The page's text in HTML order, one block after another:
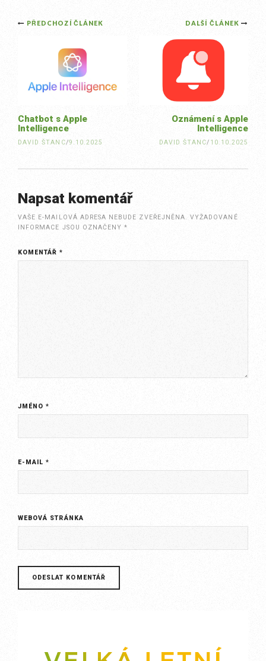
Post
navigation
DALŠÍ ČLÁNEK
Oznámení s Apple
Intelligence
DAVID ŠTANC/ 10.10.2025
PŘEDCHOZÍ ČLÁNEK
Chatbot s Apple
Intelligence
DAVID ŠTANC/9.10.2025
Napsat komentář
VAŠE E-MAILOVÁ ADRESA NEBUDE ZVEŘEJNĚNA. VYŽADOVANÉ
INFORMACE JSOU OZNAČENY*
KOMENTÁŘ*
JMÉNO*
E-MAIL*
WEBOVÁ STRÁNKA